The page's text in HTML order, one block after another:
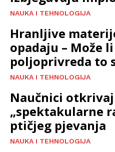
NAUKA I TEHNOLOGIJA
Hranljive
opadaju – Može
poljoprivreda to
NAUKA I TEHNOLOGIJA
Naučnici
„spektakularne
ptičjeg pjevanja
NAUKA I TEHNOLOGIJA